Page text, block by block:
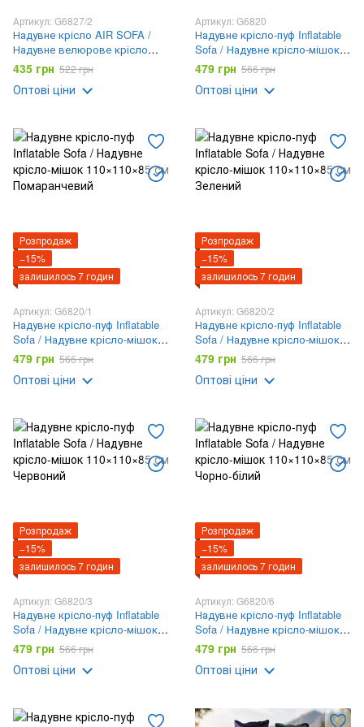
Артикул: G6827/2
Надувне крісло AIR SOFA /
Надувне велюрове крісло
80×80×67см Блакитний
435 грн 522 грн
Оптові ціни
Артикул: G6820
Надувне крісло-пуф Inflatable
Sofa / Надувне крісло-мішок
110×110×85 см
479 грн 566 грн
Оптові ціни
Розпродаж
−15%
залишилось 7 годин
Артикул: G6820/1
Надувне крісло-пуф Inflatable
Sofa / Надувне крісло-мішок
110×110×85 см Помаранчевий
479 грн 566 грн
Оптові ціни
Розпродаж
−15%
залишилось 7 годин
Артикул: G6820/2
Надувне крісло-пуф Inflatable
Sofa / Надувне крісло-мішок
110×110×85 см Зелений
479 грн 566 грн
Оптові ціни
Розпродаж
−15%
залишилось 7 годин
Артикул: G6820/3
Надувне крісло-пуф Inflatable
Sofa / Надувне крісло-мішок
110×110×85 см Червоний
479 грн 566 грн
Оптові ціни
Розпродаж
−15%
залишилось 7 годин
Артикул: G6820/6
Надувне крісло-пуф Inflatable
Sofa / Надувне крісло-мішок
110×110×85 см Чорно-білий
479 грн 566 грн
Оптові ціни